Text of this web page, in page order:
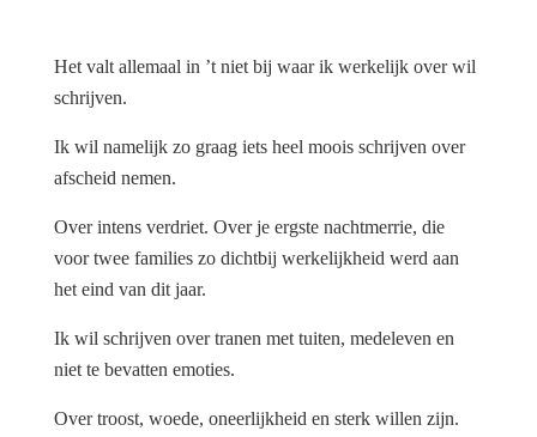
Het valt allemaal in ’t niet bij waar ik werkelijk over wil
schrijven.
Ik wil namelijk zo graag iets heel moois schrijven over
afscheid nemen.
Over intens verdriet. Over je ergste nachtmerrie, die
voor twee families zo dichtbij werkelijkheid werd aan
het eind van dit jaar.
Ik wil schrijven over tranen met tuiten, medeleven en
niet te bevatten emoties.
Over troost, woede, oneerlijkheid en sterk willen zijn.